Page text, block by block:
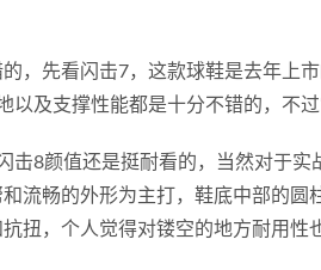
，先看闪击7，这款球鞋是去年上
以及支撑性能都是十分不错的，不
击8颜值还是挺耐看的，当然对于
流畅的外形为主打，鞋底中部的
扭，个人觉得对镂空的地方耐用性